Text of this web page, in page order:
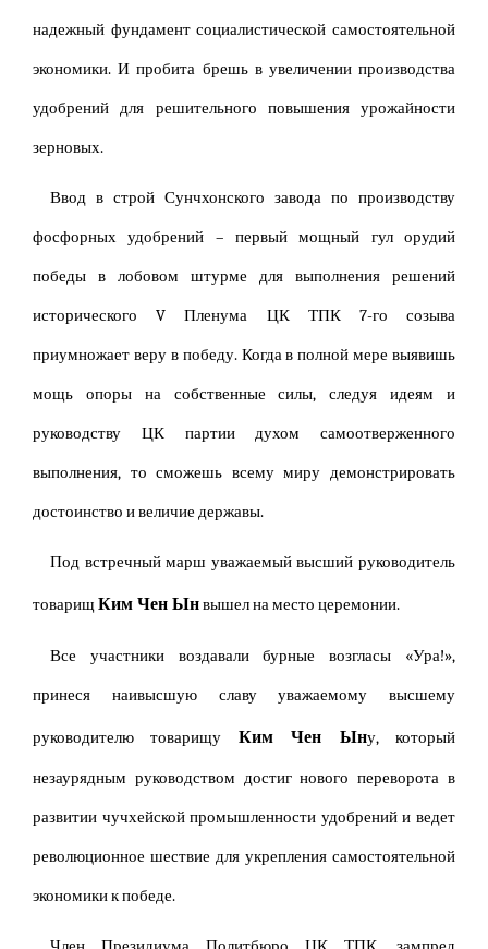
надежный фундамент социалистической самостоятельной
экономики. И пробита брешь в увеличении производства
удобрений для решительного повышения урожайности
зерновых.
Ввод в строй Сунчхонского завода по производству
фосфорных удобрений – первый мощный гул орудий
победы в лобовом штурме для выполнения решений
исторического V Пленума ЦК ТПК 7-го созыва
приумножает веру в победу. Когда в полной мере выявишь
мощь опоры на собственные силы, следуя идеям и
руководству ЦК партии духом самоотверженного
выполнения, то сможешь всему миру демонстрировать
достоинство и величие державы.
Под встречный марш уважаемый высший руководитель
товарищ Ким Чен Ынвышел на место церемонии.
Все участники воздавали бурные возгласы «Ура!»,
принеся наивысшую славу уважаемому высшему
руководителю товарищу Ким Чен Ыну, который
незаурядным руководством достиг нового переворота в
развитии чучхейской промышленности удобрений и ведет
революционное шествие для укрепления самостоятельной
экономики к победе.